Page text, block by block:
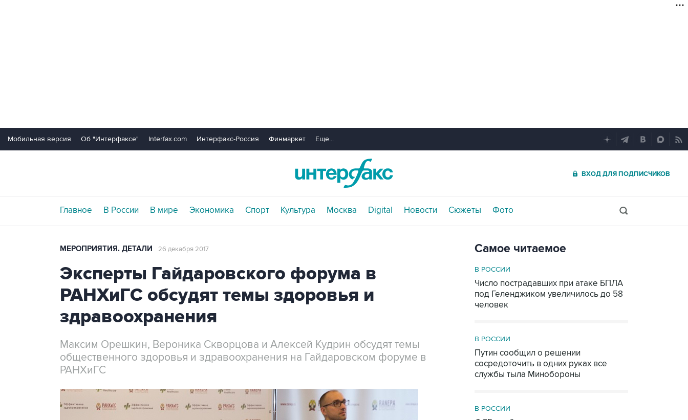
Мобильная версия Об "Интерфаксе" Interfax.com Интерфакс-Россия Финмаркет Еще...
ВХОД ДЛЯ ПОДПИСЧИКОВ
Главное В России В мире Экономика Спорт Культура Москва Digital Новости Сюжеты Фото
МЕРОПРИЯТИЯ. ДЕТАЛИ 26 декабря 2017
Эксперты Гайдаровского форума в
РАНХиГС обсудят темы здоровья и
здравоохранения
Максим Орешкин, Вероника Скворцова и Алексей Кудрин обсудят темы
общественного здоровья и здравоохранения на Гайдаровском форуме в
РАНХиГС
Самое читаемое
В РОССИИ
Число пострадавших при атаке БПЛА
под Геленджиком увеличилось до 58
человек
В РОССИИ
Путин сообщил о решении
сосредоточить в одних руках все
службы тыла Минобороны
В РОССИИ